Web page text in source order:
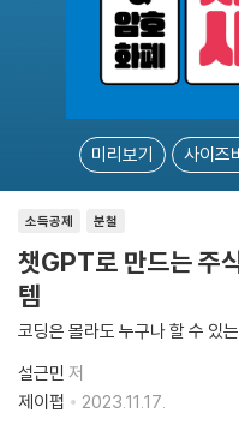
미리보기 사이즈
소득공제 분철
챗GPT로 만드는 주
템
코딩은 몰라도 누구나 할 수 있
설근민 저
제이펍
2023.11.17.